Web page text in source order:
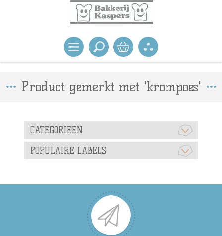
Product gemerkt met 'krompoes'
CATEGORIEEN
POPULAIRE LABELS